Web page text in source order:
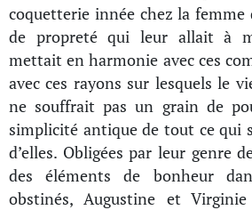
coquetterie innée chez la femme
de propreté qui leur allait à
mettait en harmonie avec ces
avec ces rayons sur lesquels le
ne souffrait pas un grain de
simplicité antique de tout ce qui
d’elles. Obligées par leur genre
des éléments de bonheur
obstinés, Augustine et